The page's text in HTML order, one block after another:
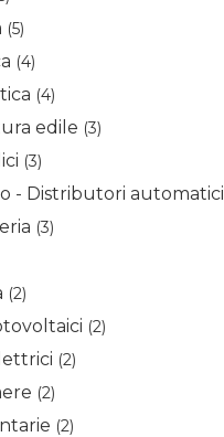
(5)
(4)
(4)
edile (3)
(3)
- Distributori automatici
(3)
(2)
(2)
(2)
(2)
(2)